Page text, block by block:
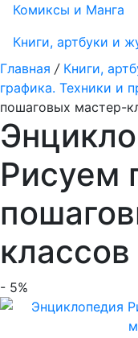
Комиксы и Манга
Книги, артбуки и
Главная / Книги,
графика. Техники и
пошаговых мастер-
Рисуем
классов
- 5%